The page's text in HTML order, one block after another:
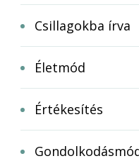
Csillagokba írva
Életmód
Értékesítés